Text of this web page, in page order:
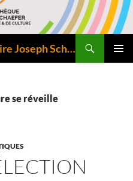
Médiathèque communautaire Joseph Schaefer de Bitche – Pôle départemental de lecture publique
se réveille